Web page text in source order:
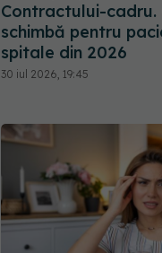
Contractului-cadru.
schimbă pentru
spitale din 2026
30 iul 2026, 19:45